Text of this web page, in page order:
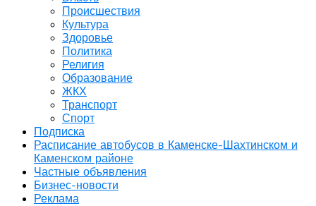
Происшествия
Культура
Здоровье
Политика
Религия
Образование
ЖКХ
Транспорт
Спорт
Подписка
Расписание автобусов в Каменске-Шахтинском и
Каменском районе
Частные объявления
Бизнес-новости
Реклама